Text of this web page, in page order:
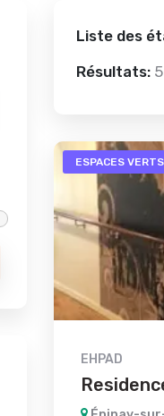
Liste des
Résultats:
ESPACES VERTS
EHPAD